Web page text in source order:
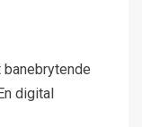
digital